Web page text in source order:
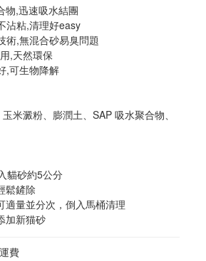
,迅速吸水結團
沾粘,清理好easy
,無混合砂易臭問題
,天然環保
,可生物降解
米澱粉、膨潤土、SAP 吸水聚合物、
貓砂約5公分
2. 輕鬆鏟除
3. 可適量並分次，倒入馬桶清理
4. 添加新猫砂
費